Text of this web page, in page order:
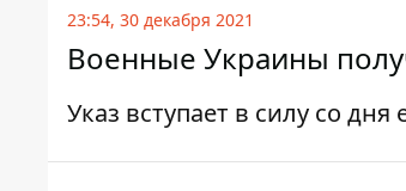
23:54, 30 декабря 2021
Военные Украины
Указ вступает в силу со